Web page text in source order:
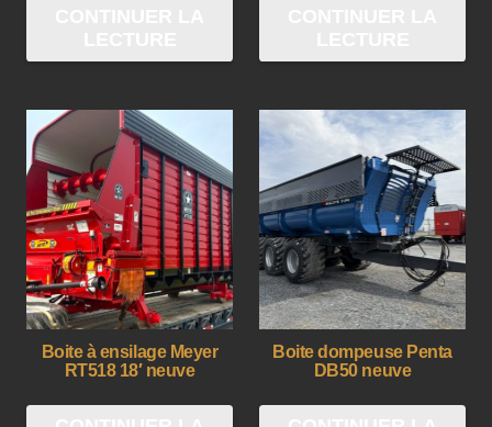
Boite à ensilage Meyer
RT518 18′ neuve
Boite dompeuse Penta
DB50 neuve